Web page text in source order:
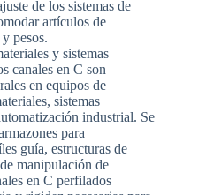
de los sistemas de
artículos de
pesos.
y sistemas
canales en C son
en equipos de
sistemas
industrial. Se
para
guía, estructuras de
manipulación de
en C perfilados